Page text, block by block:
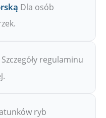
Dla osób
Szczegóły regulaminu
ryb